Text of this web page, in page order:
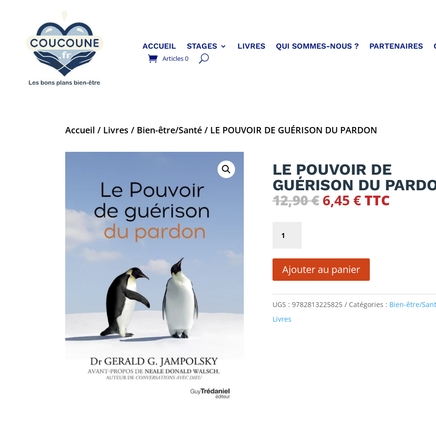
ACCUEIL STAGES LIVRES QUI SOMMES-NOUS ? PARTENAIRES
Articles 0
Accueil / Livres / Bien-être/Santé / LE POUVOIR DE GUÉRISON DU PARDON
LE POUVOIR DE
GUÉRISON DU
12,90€ Le
12,90 €.
6,45 €Le
6,45 €.
TTC
LE
POUVOIR
GUÉRISON
DU
Ajouter au panier
UGS : 9782813225825 Catégories : Bien-être/
Livres